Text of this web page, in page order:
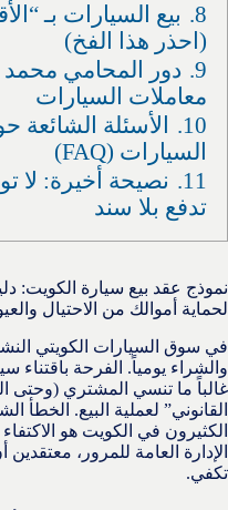
8.
بيع السيارات بـ
(احذر هذا الفخ)
9. دور المحامي
معاملات السيارات
10.
الأسئلة الشائعة
السيارات (FAQ)
11.
نصيحة أخيرة: لا
تدفع بلا سند
نموذج عقد بيع سيارة الكويت:
لحماية أموالك من الاحتيال
في سوق السيارات الكويتي
والشراء يومياً. الفرحة باقتناء
غالباً ما تنسي المشتري (وحتى
القانوني” لعملية البيع. الخطأ
الكثيرون في الكويت هو
الإدارة العامة للمرور،
تكفي.